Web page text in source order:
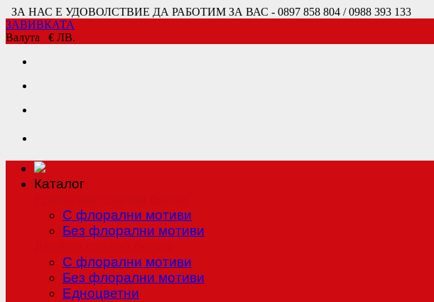
ЗА НАС Е УДОВОЛСТВИЕ ДА РАБОТИМ ЗА ВАС - 0897 858 804 / 0988 393 133
ЗАВИВКАТА
Валута € ЛВ.
Каталог
С флорални мотиви
Без флорални мотиви
С флорални мотиви
Без флорални мотиви
Едноцветни